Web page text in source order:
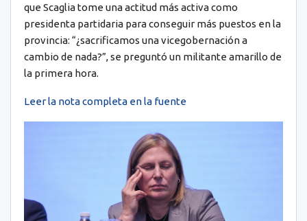
que Scaglia tome una actitud más activa como
presidenta partidaria para conseguir más puestos en la
provincia: “¿sacrificamos una vicegobernación a
cambio de nada?”, se preguntó un militante amarillo de
la primera hora.
Leer la nota completa en la fuente